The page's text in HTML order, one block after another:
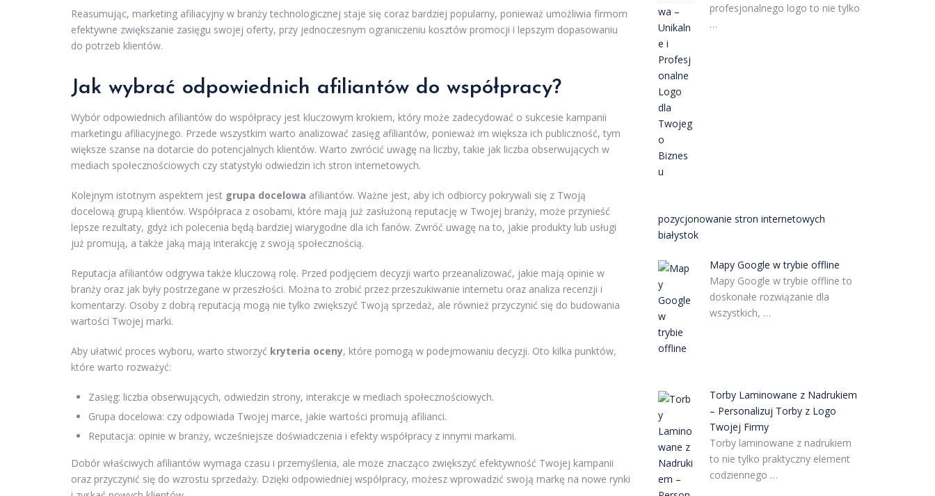
Reasumując, marketing afiliacyjny w branży technologicznej staje się coraz bardziej popularny, ponieważ umożliwia firmom
efektywne zwiększanie zasięgu swojej oferty, przy jednoczesnym ograniczeniu kosztów promocji i lepszym dopasowaniu
do potrzeb klientów.
Jak wybrać odpowiednich afiliantów do współpracy?
Wybór odpowiednich afiliantów do współpracy jest kluczowym krokiem, który może zadecydować o sukcesie kampanii
marketingu afiliacyjnego. Przede wszystkim warto analizować zasięg afiliantów, ponieważ im większa ich publiczność, tym
większe szanse na dotarcie do potencjalnych klientów. Warto zwrócić uwagę na liczby, takie jak liczba obserwujących w
mediach społecznościowych czy statystyki odwiedzin ich stron internetowych.
Kolejnym istotnym aspektem jest grupa docelowa afiliantów. Ważne jest, aby ich odbiorcy pokrywali się z Twoją
docelową grupą klientów. Współpraca z osobami, które mają już zasłużoną reputację w Twojej branży, może przynieść
lepsze rezultaty, gdyż ich polecenia będą bardziej wiarygodne dla ich fanów. Zwróć uwagę na to, jakie produkty lub usługi
już promują, a także jaką mają interakcję z swoją społecznością.
Reputacja afiliantów odgrywa także kluczową rolę. Przed podjęciem decyzji warto przeanalizować, jakie mają opinie w
branży oraz jak były postrzegane w przeszłości. Można to zrobić przez przeszukiwanie internetu oraz analiza recenzji i
komentarzy. Osoby z dobrą reputacją mogą nie tylko zwiększyć Twoją sprzedaż, ale również przyczynić się do budowania
wartości Twojej marki.
Aby ułatwić proces wyboru, warto stworzyć kryteria oceny, które pomogą w podejmowaniu decyzji. Oto kilka punktów,
które warto rozważyć:
Zasięg: liczba obserwujących, odwiedzin strony, interakcje w mediach społecznościowych.
Grupa docelowa: czy odpowiada Twojej marce, jakie wartości promują afilianci.
Reputacja: opinie w branży, wcześniejsze doświadczenia i efekty współpracy z innymi markami.
Dobór właściwych afiliantów wymaga czasu i przemyślenia, ale może znacząco zwiększyć efektywność Twojej kampanii
oraz przyczynić się do wzrostu sprzedaży. Dzięki odpowiedniej współpracy, możesz wprowadzić swoją markę na nowe rynki
profesjonalnego logo to nie tylko
…
pozycjonowanie stron internetowych
białystok
Mapy Google w trybie offline
Mapy Google w trybie offline to
doskonałe rozwiązanie dla
wszystkich, …
Torby Laminowane z Nadrukiem
– Personalizuj Torby z Logo
Twojej Firmy
Torby laminowane z nadrukiem
to nie tylko praktyczny element
codziennego …